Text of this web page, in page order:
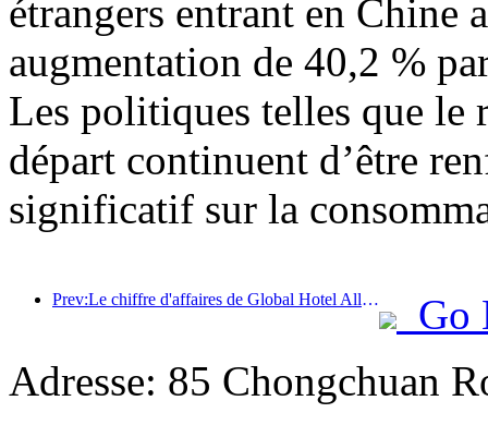
étrangers entrant en
augmentation de 40,2 %
Les politiques telles que le
départ continuent d’être
significatif sur la
Prev:Le chiffre d'affaires de Global Hotel Alliance augmentera de 15 % au premier trimestre 2025
Go
Adresse: 85 Chongchuan